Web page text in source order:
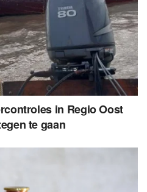
in Regio Oost
te gaan